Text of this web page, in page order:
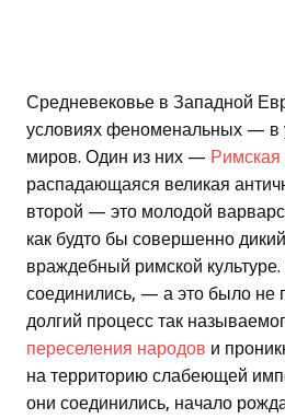
Средневековье в Западной
условиях феноменальных — в
миров. Один из них —
распадающаяся великая
второй — это молодой
как будто бы совершенно
враждебный римской культуре.
соединились, — а это было не
долгий процесс так
переселения народов и
на территорию слабеющей
они соединились, начало